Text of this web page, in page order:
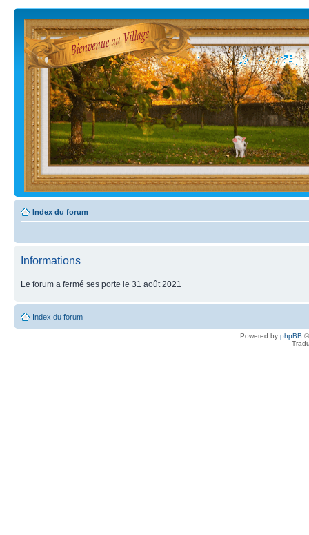
Index du forum
Informations
Le forum a fermé ses porte le 31 août 2021
Index du forum
Powered by phpBB